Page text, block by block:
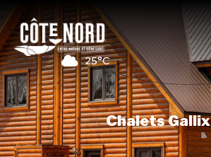
25°C
Chalets Gallix